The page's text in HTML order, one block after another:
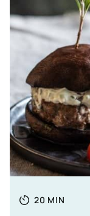
Totale
20 MINUTEN
MIN